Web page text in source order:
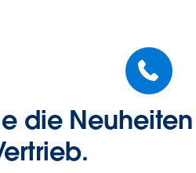
die Neuheiten